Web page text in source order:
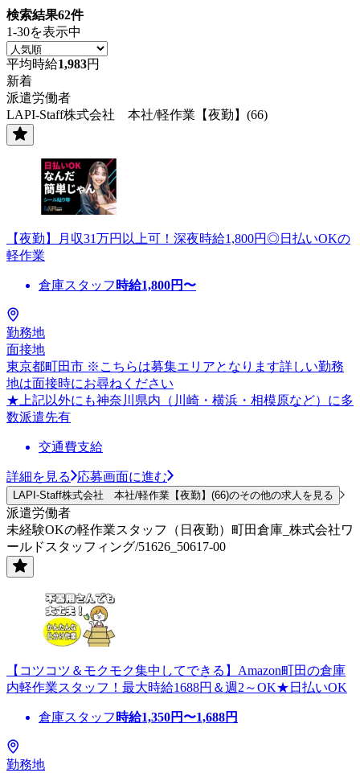
検索結果62件
1-30を表示中
平均時給1,983円
新着
派遣労働者
LAPI-Staff株式会社 本社/軽作業【夜勤】(66)
【夜勤】月収31万円以上可！深夜時給1,800円◎日払いOKの
軽作業
倉庫スタッフ 時給1,800円〜
勤務地
面接地
東京都町田市 ※こちらは募集エリアとなります詳しい勤務
地は面接時にお尋ねください
★上記以外にも神奈川県内（川崎・横浜・相模原など）に多
数派遣先有
交通費支給
詳細を見る 応募画面に進む
LAPI-Staff株式会社 本社/軽作業【夜勤】(66)のその他の求人を見る
派遣労働者
未経験OKの軽作業スタッフ（日夜勤）町田倉庫_株式会社ワ
ールドスタッフィング/51626_50617-00
【コツコツ＆モクモク集中してできる】Amazon町田の倉庫
内軽作業スタッフ！最大時給1688円＆週2～OK★日払いOK
倉庫スタッフ 時給1,350円〜1,688円
勤務地